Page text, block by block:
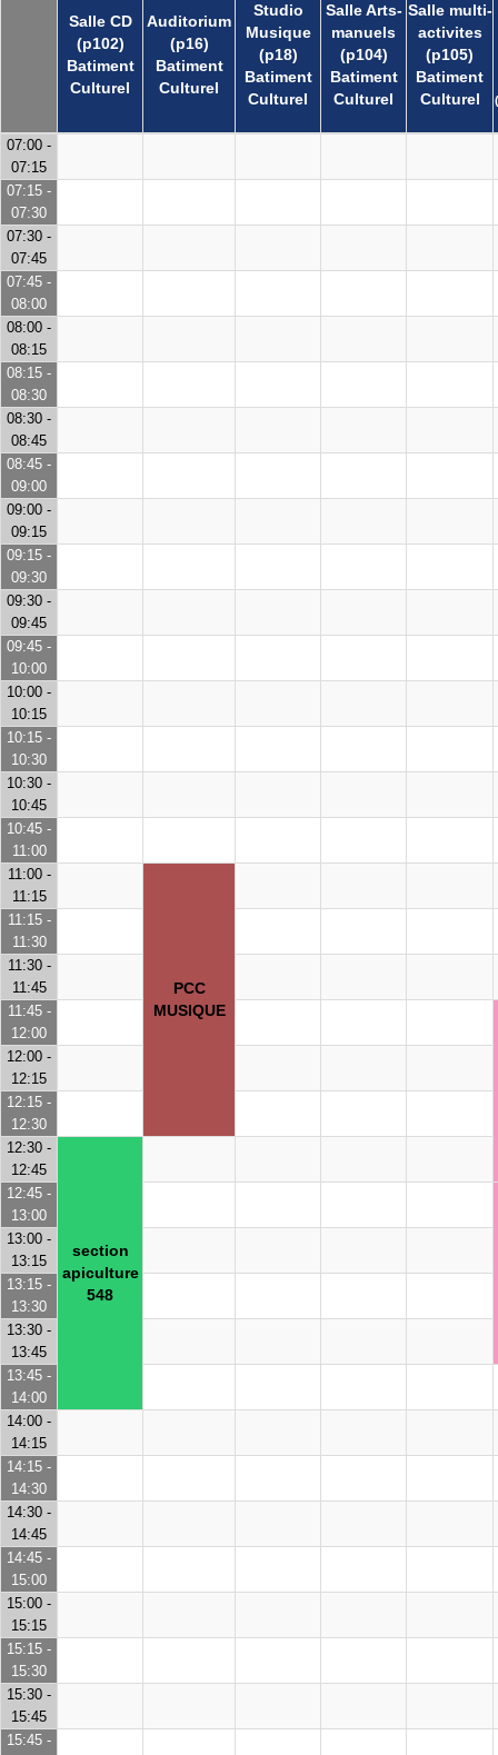
Salle CD
(p102)
Batiment
Culturel
Auditorium
(p16)
Batiment
Culturel
Studio
Musique
(p18)
Batiment
Culturel
Salle Arts-
manuels
(p104)
Batiment
Culturel
Salle multi-
activites
(p105)
Batiment
Culturel
07:00 -
07:15
07:15 -
07:30
07:30 -
07:45
07:45 -
08:00
08:00 -
08:15
08:15 -
08:30
08:30 -
08:45
08:45 -
09:00
09:00 -
09:15
09:15 -
09:30
09:30 -
09:45
09:45 -
10:00
10:00 -
10:15
10:15 -
10:30
10:30 -
10:45
10:45 -
11:00
11:00 -
11:15
PCC
MUSIQUE
11:15 -
11:30
11:30 -
11:45
11:45 -
12:00
12:00 -
12:15
12:15 -
12:30
12:30 -
12:45
section
apiculture
548
12:45 -
13:00
13:00 -
13:15
13:15 -
13:30
13:30 -
13:45
13:45 -
14:00
14:00 -
14:15
14:15 -
14:30
14:30 -
14:45
14:45 -
15:00
15:00 -
15:15
15:15 -
15:30
15:30 -
15:45
15:45 -